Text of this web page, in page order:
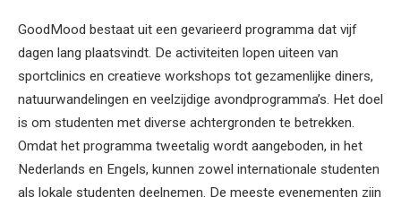
GoodMood bestaat uit een gevarieerd programma dat vijf
dagen lang plaatsvindt. De activiteiten lopen uiteen van
sportclinics en creatieve workshops tot gezamenlijke diners,
natuurwandelingen en veelzijdige avondprogramma’s. Het doel
is om studenten met diverse achtergronden te betrekken.
Omdat het programma tweetalig wordt aangeboden, in het
Nederlands en Engels, kunnen zowel internationale studenten
als lokale studenten deelnemen. De meeste evenementen zijn